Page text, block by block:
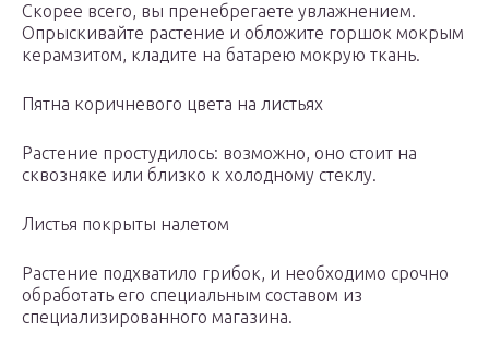
Скорее всего, вы пренебрегаете увлажнением.
Опрыскивайте растение и обложите горшок мокрым
керамзитом, кладите на батарею мокрую ткань.
Пятна коричневого цвета на листьях
Растение простудилось: возможно, оно стоит на
сквозняке или близко к холодному стеклу.
Листья покрыты налетом
Растение подхватило грибок, и необходимо срочно
обработать его специальным составом из
специализированного магазина.